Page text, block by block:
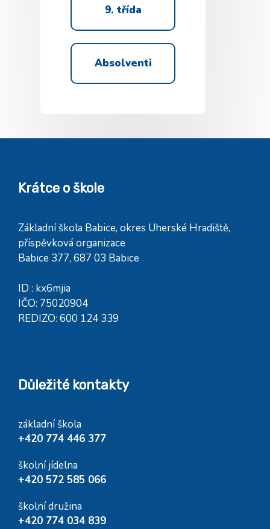
9. třída
Absolventi
Krátce o škole
Základní škola Babice, okres Uherské Hradiště,
příspěvková organizace
Babice 377, 687 03 Babice
ID : kx6mjia
IČO: 75020904
REDIZO: 600 124 339
Důležité kontakty
základní škola
+420 774 446 377
školní jídelna
+420 572 585 066
školní družina
+420 774 034 839